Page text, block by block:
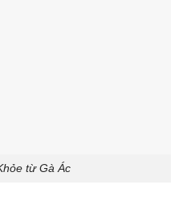
từ Gà Ác